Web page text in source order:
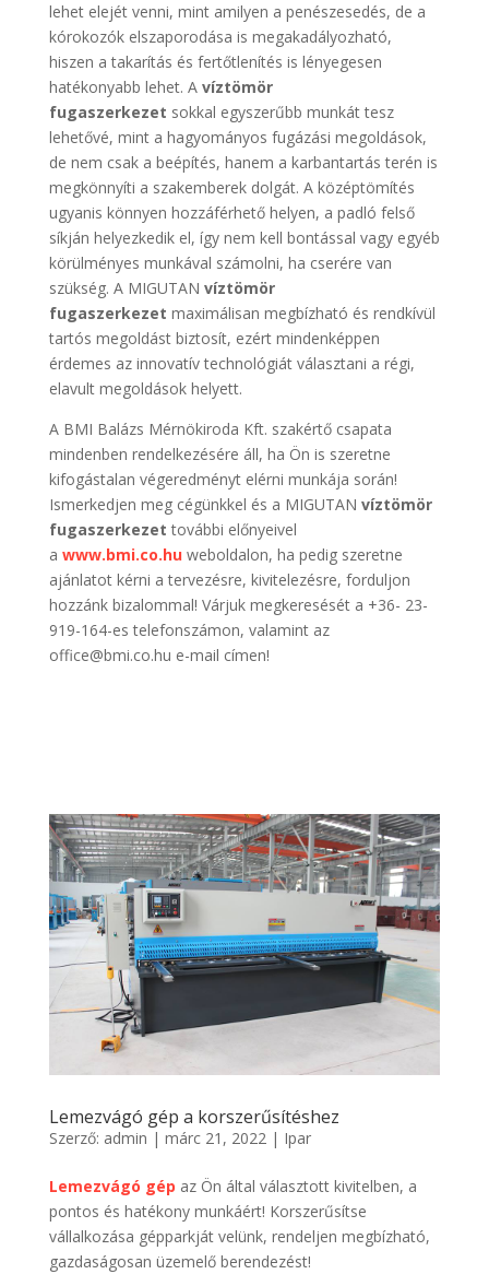
lehet elejét venni, mint amilyen a penészesedés, de a
kórokozók elszaporodása is megakadályozható,
hiszen a takarítás és fertőtlenítés is lényegesen
hatékonyabb lehet. A víztömör
fugaszerkezet sokkal egyszerűbb munkát tesz
lehetővé, mint a hagyományos fugázási megoldások,
de nem csak a beépítés, hanem a karbantartás terén is
megkönnyíti a szakemberek dolgát. A középtömítés
ugyanis könnyen hozzáférhető helyen, a padló felső
síkján helyezkedik el, így nem kell bontással vagy egyéb
körülményes munkával számolni, ha cserére van
szükség. A MIGUTAN víztömör
fugaszerkezet maximálisan megbízható és rendkívül
tartós megoldást biztosít, ezért mindenképpen
érdemes az innovatív technológiát választani a régi,
elavult megoldások helyett.
A BMI Balázs Mérnökiroda Kft. szakértő csapata
mindenben rendelkezésére áll, ha Ön is szeretne
kifogástalan végeredményt elérni munkája során!
Ismerkedjen meg cégünkkel és a MIGUTAN víztömör
fugaszerkezet további előnyeivel
a www.bmi.co.huweboldalon, ha pedig szeretne
ajánlatot kérni a tervezésre, kivitelezésre, forduljon
hozzánk bizalommal! Várjuk megkeresését a +36- 23-
919-164-es telefonszámon, valamint az
office@bmi.co.hu e-mail címen!
Lemezvágó gép a korszerűsítéshez
Szerző: admin | márc 21, 2022| Ipar
Lemezvágó gép az Ön által választott kivitelben, a
pontos és hatékony munkáért! Korszerűsítse
vállalkozása gépparkját velünk, rendeljen megbízható,
gazdaságosan üzemelő berendezést!